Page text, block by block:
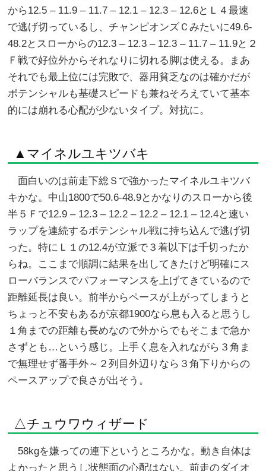
から12.5 – 11.9 – 11.7 – 12.1 – 12.3 – 12.6とＬ４最速
で逃げ切っているし、チャンピオンズＣみたいに49.6-
48.2とスローからの12.3 – 12.3 – 12.3 – 11.7 – 11.9と２
Ｆ戦で好位外からそれなりに切れる脚は使える。まあ
それでも最上位には完敗で、器用貧乏なのは確かだが
ポテンシャルも基礎スピードも兼ねそろえていて基本
的には崩れる心配が少ないタイプ。対抗に。
▲マイネルユキツバキ
面白いのは前走下総Ｓで強かったマイネルユキツバ
キかな。中山1800で50.6-48.9とかなりのスローから後
半５Ｆで12.9 – 12.3 – 12.2 – 12.2 – 12.1 – 12.4と速い
ラップを連続するポテンシャル戦に持ち込んで逃げ切
った。特にＬ１の12.4が立派で３着以下は千切ったか
らね。ここまで順調に結果を出してきたけど明確にス
ローバランスでパフォーマンスを上げてきているので
距離延長は良い。前半からペースが上がってしまうと
ちょっと不安もあるが京都1900なら息も入ると思うし
１角までの距離も長めなので外からでもそこまで急か
さずとも…という感じ。上手く息を入れながら３角ま
で無理せず番手外～２列目外辺りなら３角下りからの
ペースアップで良さが出そう。
△チュウワウィザード
58kgを嫌っての連下というところかな。動き自体は
よかったと思うし状態面の心配はない。前走のダイオ